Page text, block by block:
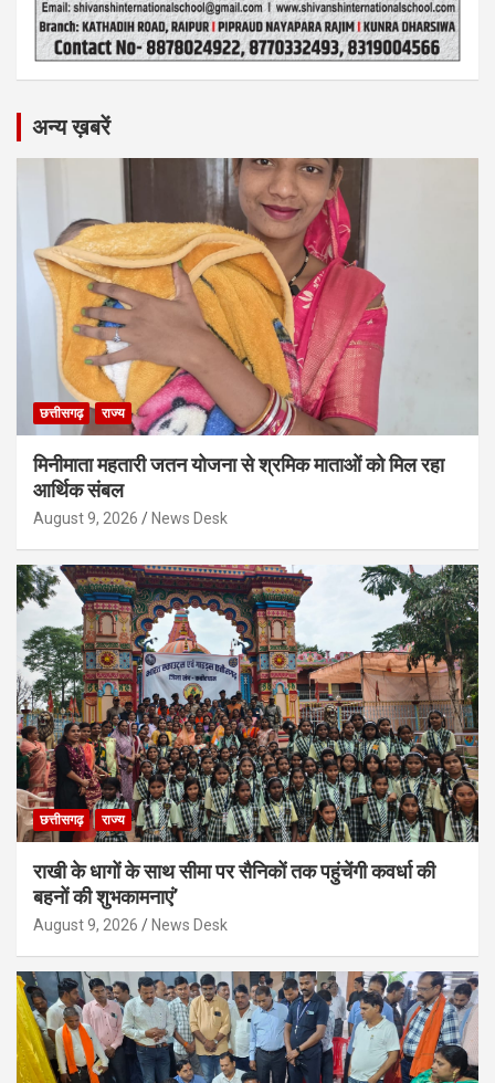
अन्य ख़बरें
छत्तीसगढ़ राज्य
मिनीमाता महतारी जतन योजना से श्रमिक माताओं को मिल रहा
आर्थिक संबल
August 9, 2026 News Desk
छत्तीसगढ़ राज्य
राखी के धागों के साथ सीमा पर सैनिकों तक पहुंचेंगी कवर्धा की
बहनों की शुभकामनाएं’
August 9, 2026 News Desk